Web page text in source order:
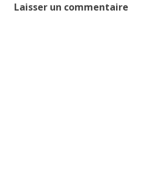
Laisser un commentaire